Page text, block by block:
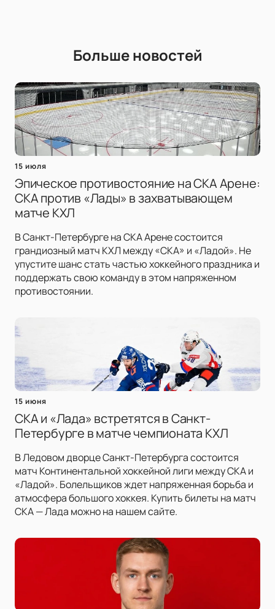
Больше новостей
15 июля
Эпическое противостояние на СКА Арене:
СКА против «Лады» в захватывающем
матче КХЛ
В Санкт-Петербурге на СКА Арене состоится
грандиозный матч КХЛ между «СКА» и «Ладой». Не
упустите шанс стать частью хоккейного праздника и
поддержать свою команду в этом напряженном
противостоянии.
15 июня
СКА и «Лада» встретятся в Санкт-
Петербурге в матче чемпионата КХЛ
В Ледовом дворце Санкт-Петербурга состоится
матч Континентальной хоккейной лиги между СКА и
«Ладой». Болельщиков ждет напряженная борьба и
атмосфера большого хоккея. Купить билеты на матч
СКА — Лада можно на нашем сайте.